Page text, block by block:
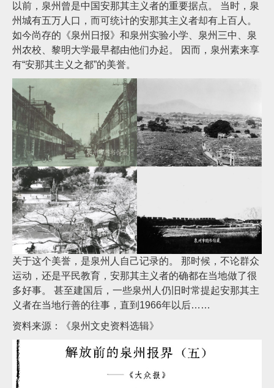
以前，泉州曾是中国安那其主义者的重要据点。 当时，泉
州城有五万人口，而可统计的安那其主义者却有上百人。
如今尚存的《泉州日报》和泉州实验小学、泉州三中、泉
州农校、黎明大学最早都由他们办起。 因而，泉州素来享
有“安那其主义之都”的美誉。
关于这个美誉，是泉州人自己记录的。 那时候，不论群众
运动，还是平民教育，安那其主义者的确都在当地做了很
多好事。 甚至建国后，一些泉州人仍旧时常提起安那其主
义者在当地行善的往事，直到1966年以后……
资料来源：《泉州文史资料选辑》